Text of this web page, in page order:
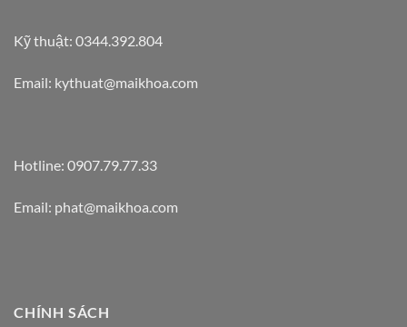
Kỹ thuật: 0344.392.804
Email: kythuat@maikhoa.com
Hotline: 0907.79.77.33
Email: phat@maikhoa.com
CHÍNH SÁCH